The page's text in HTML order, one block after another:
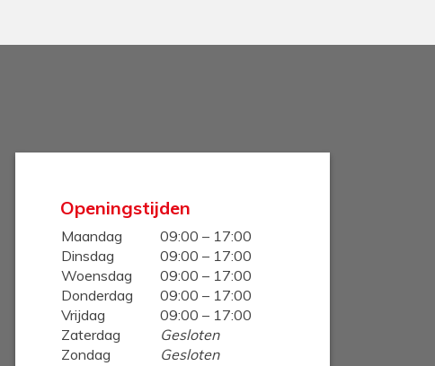
Openingstijden
Maandag
09:00 – 17:00
Dinsdag
09:00 – 17:00
Woensdag
09:00 – 17:00
Donderdag
09:00 – 17:00
Vrijdag
09:00 – 17:00
Zaterdag
Gesloten
Zondag
Gesloten